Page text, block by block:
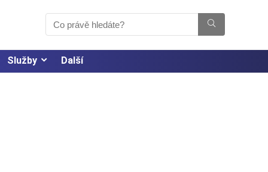
Služby Další